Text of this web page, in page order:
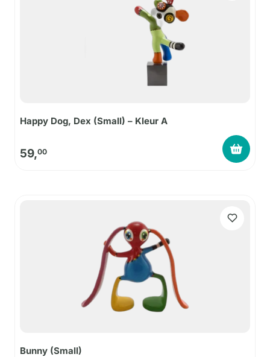
Happy Dog, Dex (Small) – Kleur A
59,00
Bunny (Small)